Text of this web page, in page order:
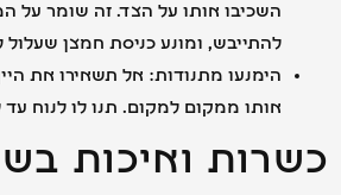
השכיבו אותו על הצד. זה שומר על הפקק
להתייבש, ומונע כניסת חמצן שעלול
הימנעו מתנודות: אל תשאירו את היין
אותו ממקום למקום. תנו לו לנוח עד לרגע
ואיכות